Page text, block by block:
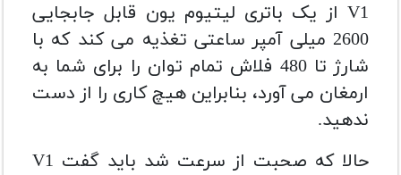
V1 از یک باتری لیتیوم یون قابل جابجایی
2600 میلی آمپر ساعتی تغذیه می کند که با
شارژ تا 480 فلاش تمام توان را برای شما به
ارمغان می آورد، بنابراین هیچ کاری را از دست
ندهید.
حالا که صحبت از سرعت شد باید گفت V1